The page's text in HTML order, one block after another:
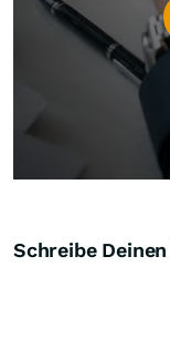
Schreibe